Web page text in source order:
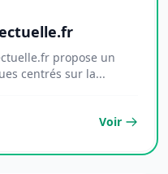
propose un
centrés sur la...
Voir